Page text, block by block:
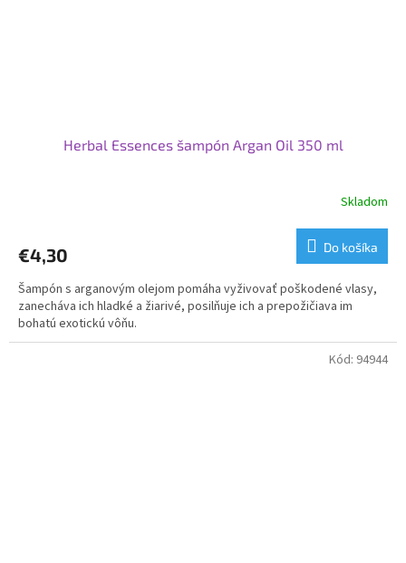
Herbal Essences šampón Argan Oil 350 ml
Skladom
€4,30 Do košíka
Šampón s arganovým olejom pomáha vyživovať poškodené vlasy,
zanecháva ich hladké a žiarivé, posilňuje ich a prepožičiava im
bohatú exotickú vôňu.
Kód: 94944